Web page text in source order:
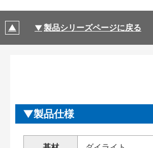
製品シリーズページに戻る
製品仕様